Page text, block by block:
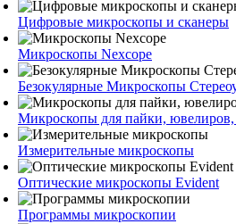
Цифровые микроскопы и сканеры
Микроскопы Nexcope
Безокулярные Микроскопы
Микроскопы для пайки, ювелиров,
Измерительные микроскопы
Оптические микроскопы Evident
Программы микроскопии